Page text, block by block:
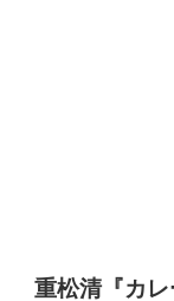
重松清『カ